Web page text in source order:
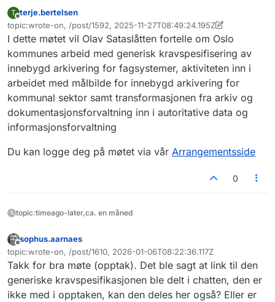
T
Frakoblet
terje.bertelsen
topic:wrote-on, /post/1592, 2025-11-27T08:49:24.195Z
Sist endret av terje.bertelsen
I dette møtet vil Olav Sataslåtten fortelle om Oslo
kommunes arbeid med generisk kravspesifisering av
innebygd arkivering for fagsystemer, aktiviteten inn i
arbeidet med målbilde for innebygd arkivering for
kommunal sektor samt transformasjonen fra arkiv og
dokumentasjonsforvaltning inn i autoritative data og
informasjonsforvaltning
Du kan logge deg på møtet via vår Arrangementsside
0
topic:timeago-later,ca. en måned
Frakoblet
sophus.aarnaes
topic:wrote-on, /post/1610, 2026-01-06T08:22:36.117Z
Sist endret av
Takk for bra møte (opptak). Det ble sagt at link til den
generiske kravspesifikasjonen ble delt i chatten, den er
ikke med i opptaken, kan den deles her også? Eller er